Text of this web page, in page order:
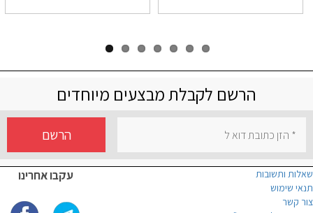
הרשם לקבלת מבצעים מיוחדים
הרשם
עקבו אחרינו
שאלות ותשובות
תנאי שימוש
צור קשר